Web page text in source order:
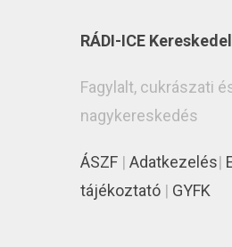
RÁDI-ICE
Fagylalt, cukrászati
nagykereskedés
ÁSZF | Adatkezelés|
tájékoztató | GYFK